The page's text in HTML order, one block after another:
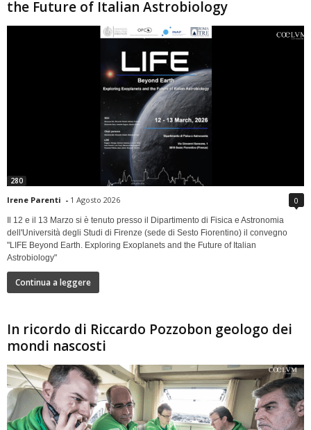
the Future of Italian Astrobiology
280
Irene Parenti - 1 Agosto 2026 0
Il 12 e il 13 Marzo si è tenuto presso il Dipartimento di Fisica e Astronomia
dell'Università degli Studi di Firenze (sede di Sesto Fiorentino) il convegno
"LIFE Beyond Earth. Exploring Exoplanets and the Future of Italian
Astrobiology"
Continua a leggere
In ricordo di Riccardo Pozzobon geologo dei
mondi nascosti